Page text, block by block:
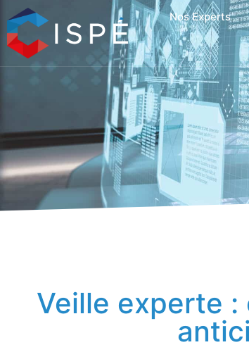
Nos Experts
Veille experte